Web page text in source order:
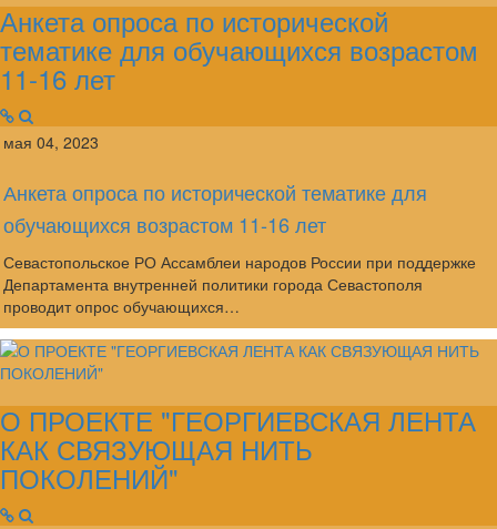
Анкета опроса по исторической
тематике для обучающихся возрастом
11-16 лет
мая 04, 2023
Анкета опроса по исторической тематике для
обучающихся возрастом 11-16 лет
Севастопольское РО Ассамблеи народов России при поддержке
Департамента внутренней политики города Севастополя
проводит опрос обучающихся…
О ПРОЕКТЕ "ГЕОРГИЕВСКАЯ ЛЕНТА
КАК СВЯЗУЮЩАЯ НИТЬ
ПОКОЛЕНИЙ"